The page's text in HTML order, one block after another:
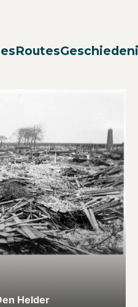
Routes
Helder